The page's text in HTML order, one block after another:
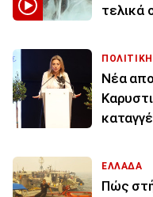
τελικά
ΠΟΛΙΤΙΚΗ
Νέα
ΕΛΛΑΔΑ
Πώς